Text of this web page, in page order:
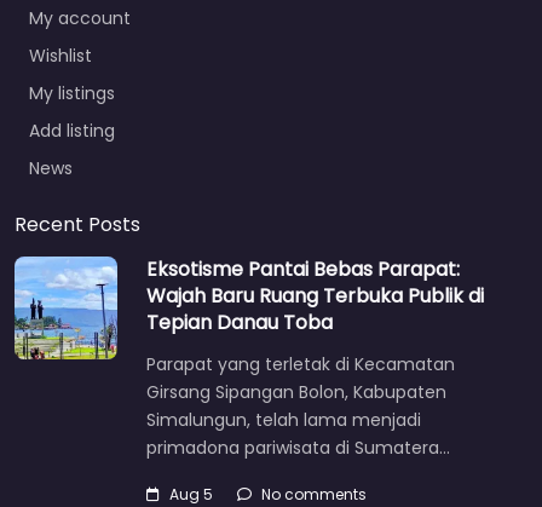
My account
Wishlist
My listings
Add listing
News
Recent Posts
Eksotisme Pantai Bebas Parapat:
Wajah Baru Ruang Terbuka Publik di
Tepian Danau Toba
Parapat yang terletak di Kecamatan
Girsang Sipangan Bolon, Kabupaten
Simalungun, telah lama menjadi
primadona pariwisata di Sumatera…
Aug 5 No comments